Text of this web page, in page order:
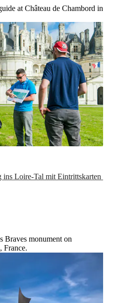
at Château de Chambord in
Loire-Tal mit Eintrittskarten
Braves monument on
France.